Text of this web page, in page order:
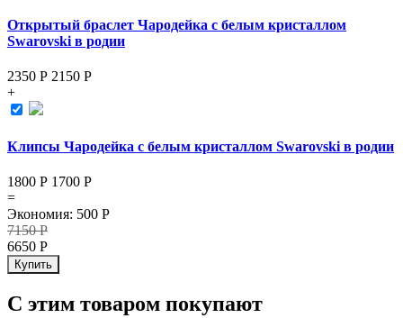
Открытый браслет Чародейка с белым кристаллом
Swarovski в родии
2350 Р 2150 Р
+
Клипсы Чародейка с белым кристаллом Swarovski в родии
1800 Р 1700 Р
=
Экономия: 500 Р
7150Р
6650 Р
Купить
С этим товаром покупают